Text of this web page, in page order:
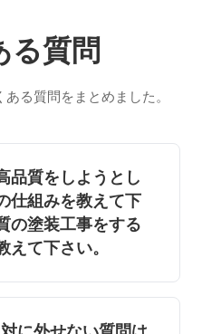
る質問
る質問をまとめました。
品質をしようとし
仕組みを教えて下
の塗装工事をする
えて下さい。